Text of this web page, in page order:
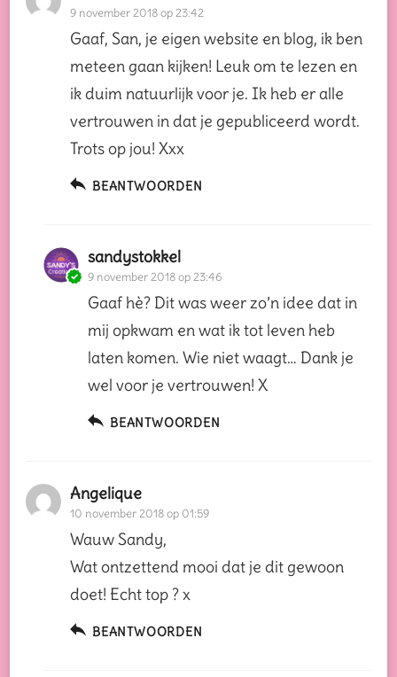
9 november 2018 op 23:42
Gaaf, San, je eigen website en blog, ik ben
meteen gaan kijken! Leuk om te lezen en
ik duim natuurlijk voor je. Ik heb er alle
vertrouwen in dat je gepubliceerd wordt.
Trots op jou! Xxx
BEANTWOORDEN
sandystokkel
9 november 2018 op 23:46
Gaaf hè? Dit was weer zo’n idee dat in
mij opkwam en wat ik tot leven heb
laten komen. Wie niet waagt… Dank je
wel voor je vertrouwen! X
BEANTWOORDEN
Angelique
10 november 2018 op 01:59
Wauw Sandy,
Wat ontzettend mooi dat je dit gewoon
doet! Echt top ? x
BEANTWOORDEN